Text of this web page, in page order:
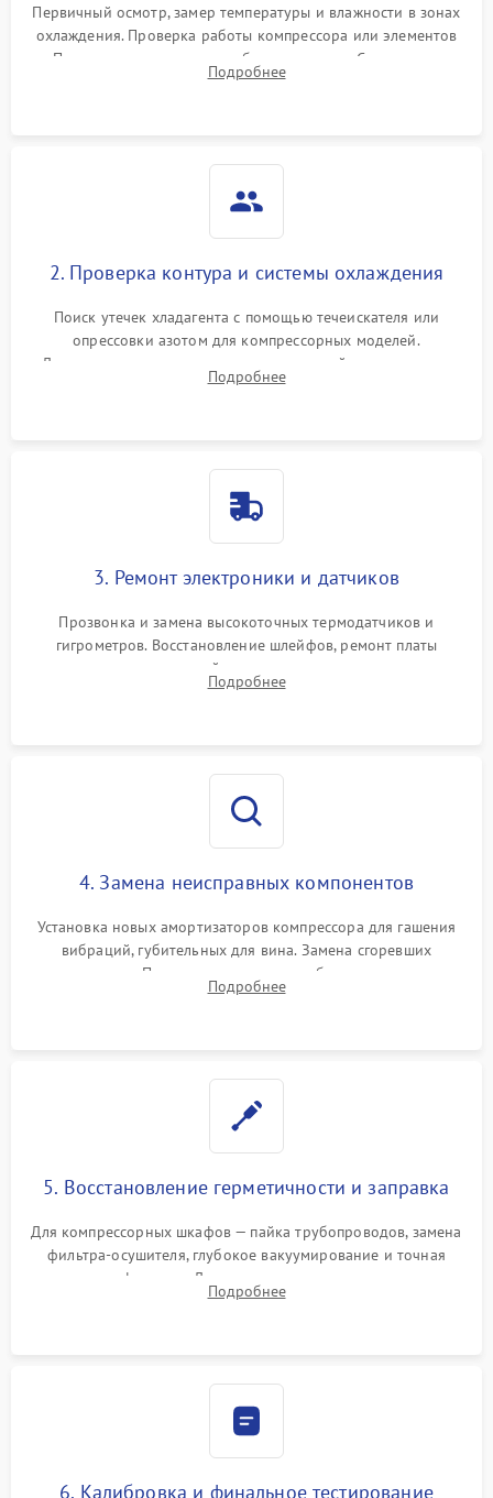
Первичный осмотр, замер температуры и влажности в зонах
охлаждения. Проверка работы компрессора или элементов
Пельтье, оценка уровня вибрации и шума. Считывание
ошибок с модуля управления.
Подробнее
2. Проверка контура и системы охлаждения
Поиск утечек хладагента с помощью течеискателя или
опрессовки азотом для компрессорных моделей.
Диагностика термоэлектрических модулей, радиаторов и
кулеров на предмет перегрева или выхода из строя.
Подробнее
3. Ремонт электроники и датчиков
Прозвонка и замена высокоточных термодатчиков и
гигрометров. Восстановление шлейфов, ремонт платы
управления, отвечающей за поддержание микроклимата.
Проверка систем защиты от УФ-излучения и подсветки.
Подробнее
4. Замена неисправных компонентов
Установка новых амортизаторов компрессора для гашения
вибраций, губительных для вина. Замена сгоревших
элементов Пельтье, вентиляторов обдува, угольных
фильтров или поврежденных уплотнителей дверцы.
Подробнее
5. Восстановление герметичности и заправка
Для компрессорных шкафов — пайка трубопроводов, замена
фильтра-осушителя, глубокое вакуумирование и точная
заправка фреоном. Для термоэлектрических — замена
термопасты и герметизация охлаждающего блока.
Подробнее
6. Калибровка и финальное тестирование